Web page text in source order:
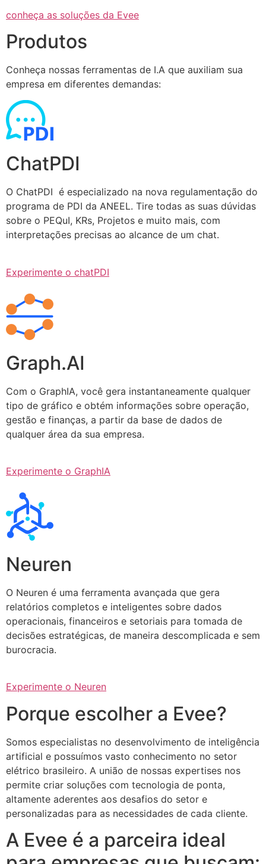
conheça as soluções da Evee
Produtos
Conheça nossas ferramentas de I.A que auxiliam sua
empresa em diferentes demandas:
ChatPDI
O ChatPDI é especializado na nova regulamentação do
programa de PDI da ANEEL. Tire todas as suas dúvidas
sobre o PEQuI, KRs, Projetos e muito mais, com
interpretações precisas ao alcance de um chat.
Experimente o chatPDI
Graph.AI
Com o GraphIA, você gera instantaneamente qualquer
tipo de gráfico e obtém informações sobre operação,
gestão e finanças, a partir da base de dados de
qualquer área da sua empresa.
Experimente o GraphIA
Neuren
O Neuren é uma ferramenta avançada que gera
relatórios completos e inteligentes sobre dados
operacionais, financeiros e setoriais para tomada de
decisões estratégicas, de maneira descomplicada e sem
burocracia.
Experimente o Neuren
Porque escolher a Evee?
Somos especialistas no desenvolvimento de inteligência
artificial e possuímos vasto conhecimento no setor
elétrico brasileiro. A união de nossas expertises nos
permite criar soluções com tecnologia de ponta,
altamente aderentes aos desafios do setor e
personalizadas para as necessidades de cada cliente.
A Evee é a parceira ideal